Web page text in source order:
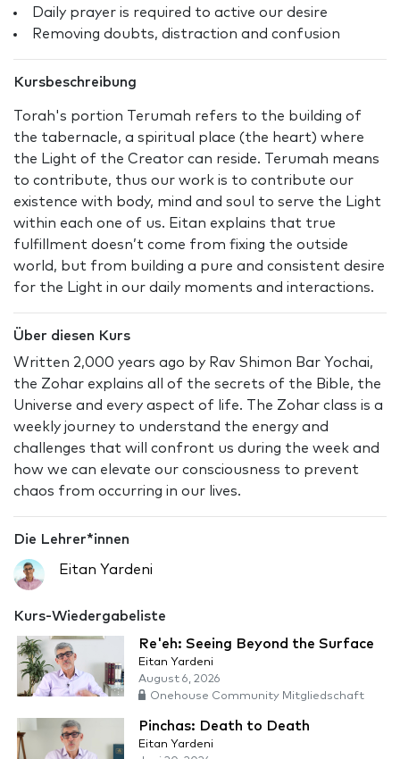
Daily prayer is required to active our desire
Removing doubts, distraction and confusion
Kursbeschreibung
Torah's portion Terumah refers to the building of
the tabernacle, a spiritual place (the heart) where
the Light of the Creator can reside. Terumah means
to contribute, thus our work is to contribute our
existence with body, mind and soul to serve the Light
within each one of us. Eitan explains that true
fulfillment doesn’t come from fixing the outside
world, but from building a pure and consistent desire
for the Light in our daily moments and interactions.
Über diesen Kurs
Written 2,000 years ago by Rav Shimon Bar Yochai,
the Zohar explains all of the secrets of the Bible, the
Universe and every aspect of life. The Zohar class is a
weekly journey to understand the energy and
challenges that will confront us during the week and
how we can elevate our consciousness to prevent
chaos from occurring in our lives.
Die Lehrer*innen
Eitan Yardeni
Kurs-Wiedergabeliste
Re'eh: Seeing Beyond the Surface
Eitan Yardeni
August 6, 2026
Onehouse Community Mitgliedschaft
Pinchas: Death to Death
Eitan Yardeni